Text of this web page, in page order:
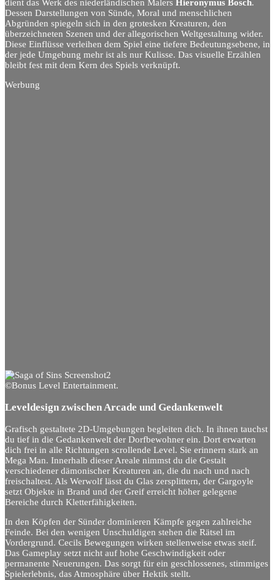
dient das Werk des niederländischen Malers Hieronymus Bosch.
Dessen Darstellungen von Sünde, Moral und menschlichen
Abgründen spiegeln sich in den grotesken Kreaturen, den
überzeichneten Szenen und der allegorischen Weltgestaltung wider.
Diese Einflüsse verleihen dem Spiel eine tiefere Bedeutungsebene, in
der jede Umgebung mehr ist als nur Kulisse. Das visuelle Erzählen
bleibt fest mit dem Kern des Spiels verknüpft.
Werbung
©Bonus Level Entertainment.
Leveldesign zwischen Arcade und Gedankenwelt
Grafisch gestaltete 2D-Umgebungen begleiten dich. In ihnen tauchst
du tief in die Gedankenwelt der Dorfbewohner ein. Dort erwarten
dich frei in alle Richtungen scrollende Level. Sie erinnern stark an
Mega Man. Innerhalb dieser Areale nimmst du die Gestalt
verschiedener dämonischer Kreaturen an, die du nach und nach
freischaltest. Als Werwolf lässt du Glas zersplittern, der Gargoyle
setzt Objekte in Brand und der Greif erreicht höher gelegene
Bereiche durch Kletterfähigkeiten.
In den Köpfen der Sünder dominieren Kämpfe gegen zahlreiche
Feinde. Bei den wenigen Unschuldigen stehen die Rätsel im
Vordergrund. Cecils Bewegungen wirken stellenweise etwas steif.
Das Gameplay setzt nicht auf hohe Geschwindigkeit oder
permanente Neuerungen. Das sorgt für ein geschlossenes, stimmiges
Spielerlebnis, das Atmosphäre über Hektik stellt.